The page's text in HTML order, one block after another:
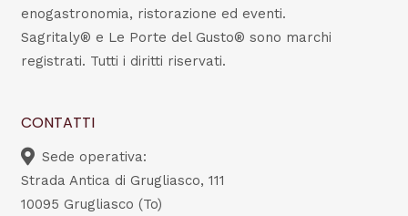
enogastronomia, ristorazione ed eventi.
Sagritaly® e Le Porte del Gusto® sono marchi
registrati. Tutti i diritti riservati.
CONTATTI
Sede operativa:
Strada Antica di Grugliasco, 111
10095 Grugliasco (To)